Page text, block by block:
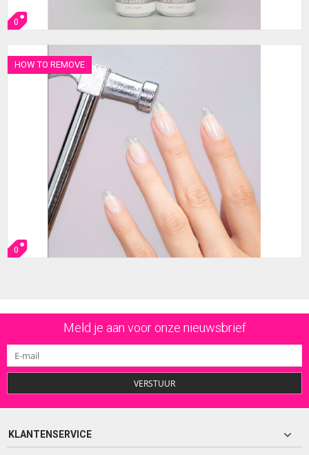
0
HOW TO REMOVE
0
Meld je aan voor onze nieuwsbrief
VERSTUUR
KLANTENSERVICE